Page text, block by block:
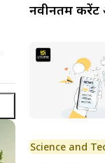
नवीनतम करेंट
Science and